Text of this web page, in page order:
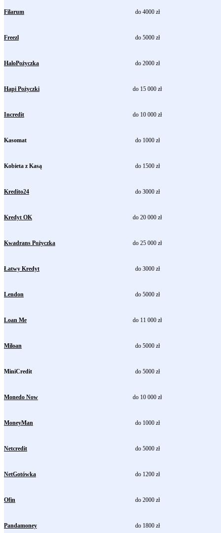
Filarum do 4000 zł
Freezl do 5000 zł
HaloPożyczka do 2000 zł
Hapi Pożyczki do 15 000 zł
Incredit do 10 000 zł
Kasomat do 1000 zł
Kobieta z Kasą do 1500 zł
Kredito24 do 3000 zł
Kredyt OK do 20 000 zł
Kwadrans Pożyczka do 25 000 zł
Łatwy Kredyt do 3000 zł
Lendon do 5000 zł
Loan Me do 11 000 zł
Miloan do 5000 zł
MiniCredit do 5000 zł
Monedo Now do 10 000 zł
MoneyMan do 1000 zł
Netcredit do 5000 zł
NetGotówka do 1200 zł
Ofin do 2000 zł
Pandamoney do 1800 zł